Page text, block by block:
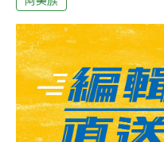
的家長，到了海邊，教練
上國際慣用的求救訊號，
就交叉揮動雙槳；救生衣
等等。這次的畢業趴，畢
手做的手工舟，參與造舟
斯基摩舟，是因為現代推